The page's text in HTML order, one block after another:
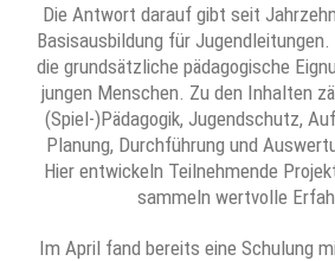
Die Antwort darauf gibt seit
Basisausbildung für Jugendleitungen.
die grundsätzliche pädagogische
jungen Menschen. Zu den Inhalten
(Spiel-)Pädagogik, Jugendschutz,
Planung, Durchführung und
Hier entwickeln Teilnehmende
sammeln wertvolle
Im April fand bereits eine Schulung